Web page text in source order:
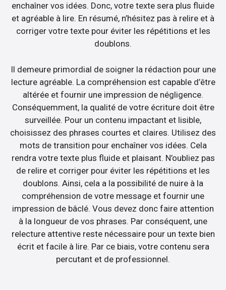
enchaîner vos idées. Donc, votre texte sera plus fluide
et agréable à lire. En résumé, n’hésitez pas à relire et à
corriger votre texte pour éviter les répétitions et les
doublons.
Il demeure primordial de soigner la rédaction pour une
lecture agréable. La compréhension est capable d’être
altérée et fournir une impression de négligence.
Conséquemment, la qualité de votre écriture doit être
surveillée. Pour un contenu impactant et lisible,
choisissez des phrases courtes et claires. Utilisez des
mots de transition pour enchaîner vos idées. Cela
rendra votre texte plus fluide et plaisant. N’oubliez pas
de relire et corriger pour éviter les répétitions et les
doublons. Ainsi, cela a la possibilité de nuire à la
compréhension de votre message et fournir une
impression de bâclé. Vous devez donc faire attention
à la longueur de vos phrases. Par conséquent, une
relecture attentive reste nécessaire pour un texte bien
écrit et facile à lire. Par ce biais, votre contenu sera
percutant et de professionnel.